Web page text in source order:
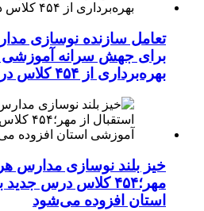
تعامل سازنده نوسازی
برای جهش سرانه
بهره‌برداری از ۴۵۴ کلاس درس تا مهرماه
خیز بلند نوسازی مدارس
مهر؛۴۵۴ کلاس درس
استان افزوده می‌شود